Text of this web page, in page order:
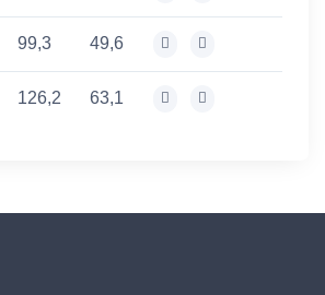
99,3 49,6
126,2 63,1